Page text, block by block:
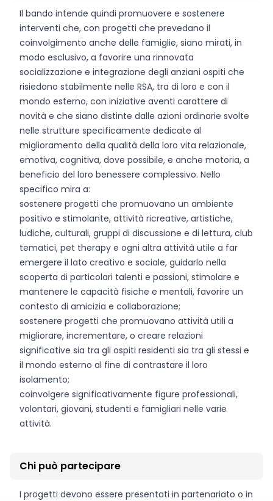
Il bando intende quindi promuovere e sostenere
interventi che, con progetti che prevedano il
coinvolgimento anche delle famiglie, siano mirati, in
modo esclusivo, a favorire una rinnovata
socializzazione e integrazione degli anziani ospiti che
risiedono stabilmente nelle RSA, tra di loro e con il
mondo esterno, con iniziative aventi carattere di
novità e che siano distinte dalle azioni ordinarie svolte
nelle strutture specificamente dedicate al
miglioramento della qualità della loro vita relazionale,
emotiva, cognitiva, dove possibile, e anche motoria, a
beneficio del loro benessere complessivo. Nello
specifico mira a:
sostenere progetti che promuovano un ambiente
positivo e stimolante, attività ricreative, artistiche,
ludiche, culturali, gruppi di discussione e di lettura, club
tematici, pet therapy e ogni altra attività utile a far
emergere il lato creativo e sociale, guidarlo nella
scoperta di particolari talenti e passioni, stimolare e
mantenere le capacità fisiche e mentali, favorire un
contesto di amicizia e collaborazione;
sostenere progetti che promuovano attività utili a
migliorare, incrementare, o creare relazioni
significative sia tra gli ospiti residenti sia tra gli stessi e
il mondo esterno al fine di contrastare il loro
isolamento;
coinvolgere significativamente figure professionali,
volontari, giovani, studenti e famigliari nelle varie
attività.
Chi può partecipare
I progetti devono essere presentati in partenariato o in